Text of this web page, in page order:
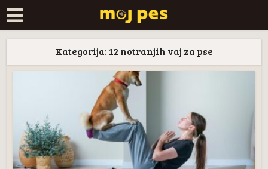
Kategorija: 12 notranjih vaj za pse